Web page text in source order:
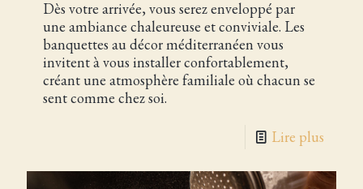
Dès votre arrivée, vous serez enveloppé par
une ambiance chaleureuse et conviviale. Les
banquettes au décor méditerranéen vous
invitent à vous installer confortablement,
créant une atmosphère familiale où chacun se
sent comme chez soi.
Lire plus